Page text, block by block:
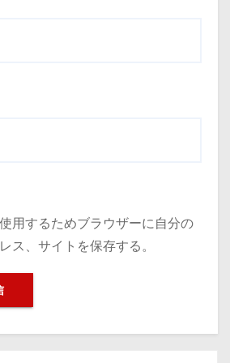
用するためブラウザーに自分の
ス、サイトを保存する。